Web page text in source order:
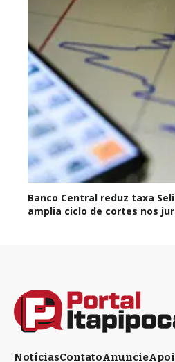
Banco Central reduz taxa
amplia ciclo de cortes nos
NotíciasContatoAnuncie